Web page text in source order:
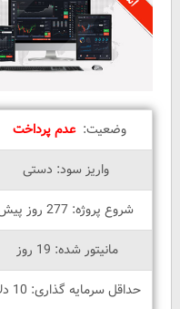
وضعیت:عدم پرداخت
واریز سود: دستی
شروع پروژه: 277 روز پیش
مانیتور شده: 19 روز
حداقل سرمایه گذاری: 10 دلار